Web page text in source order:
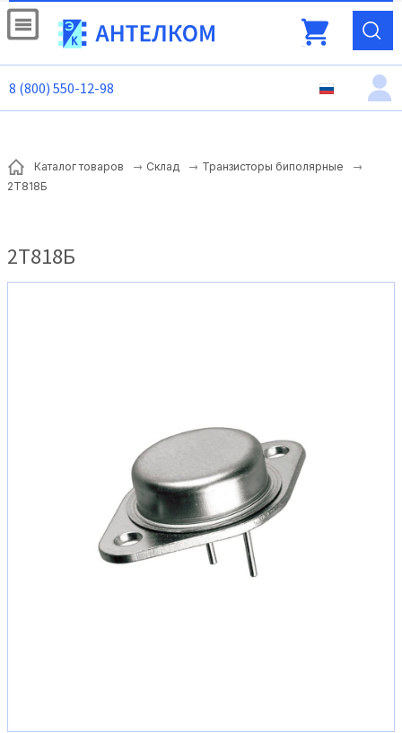
8 (800) 550-12-98
Каталог товаров Склад
Транзисторы биполярные
2Т818Б
2Т818Б